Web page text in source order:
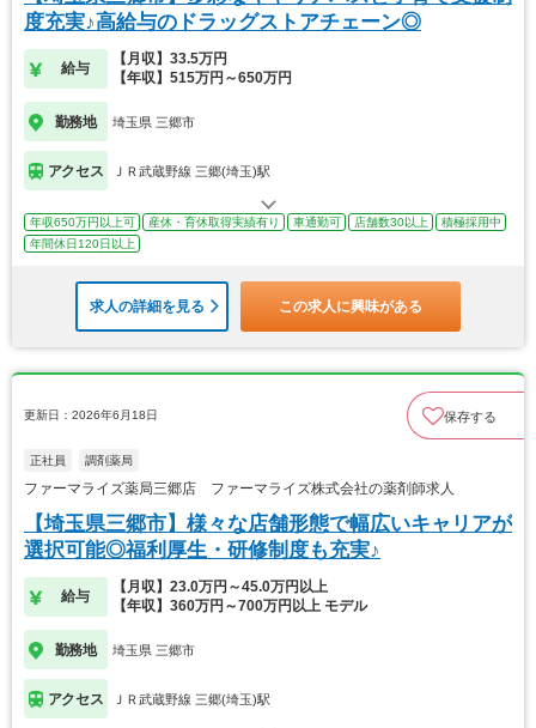
度充実♪高給与のドラッグストアチェーン◎
給与
【月収】33.5万円
【年収】515万円～650万円
勤務地 埼玉県 三郷市
アクセス ＪＲ武蔵野線 三郷(埼玉)駅
年収650万円以上可 産休・育休取得実績有り 車通勤可 店舗数30以上
積極採用中
年間休日120日以上
求人の詳細を見る この求人に興味がある
更新日：2026年6月18日 保存する
正社員 調剤薬局
ファーマライズ薬局三郷店 ファーマライズ株式会社の薬剤師求人
【埼玉県三郷市】様々な店舗形態で幅広いキャリアが
選択可能◎福利厚生・研修制度も充実♪
給与
【月収】23.0万円～45.0万円以上
【年収】360万円～700万円以上 モデル
勤務地 埼玉県 三郷市
アクセス ＪＲ武蔵野線 三郷(埼玉)駅